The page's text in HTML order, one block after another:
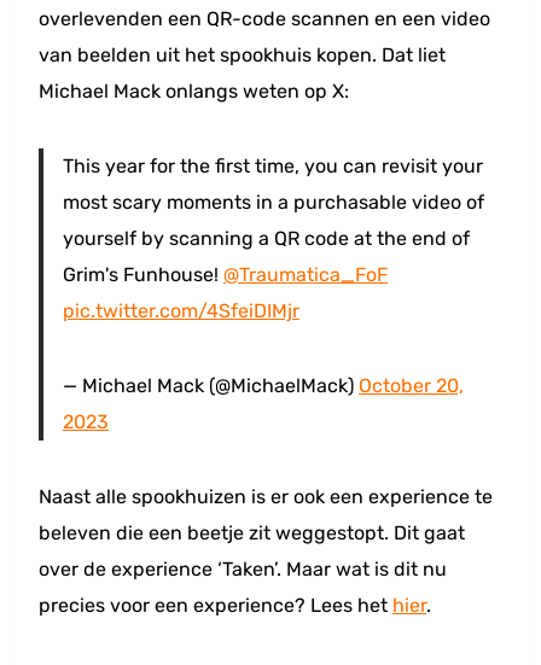
overlevenden een QR-code scannen en een video
van beelden uit het spookhuis kopen. Dat liet
Michael Mack onlangs weten op X:
This year for the first time, you can revisit your
most scary moments in a purchasable video of
yourself by scanning a QR code at the end of
Grim's Funhouse! @Traumatica_FoF
pic.twitter.com/4SfeiDIMjr
— Michael Mack (@MichaelMack) October 20,
2023
Naast alle spookhuizen is er ook een experience te
beleven die een beetje zit weggestopt. Dit gaat
over de experience ‘Taken’. Maar wat is dit nu
precies voor een experience? Lees het hier.